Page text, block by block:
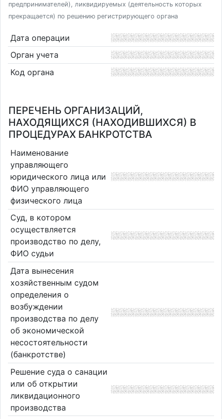
предпринимателей), ликвидируемых (деятельность которых
прекращается) по решению регистрирующего органа
Дата операции
Орган учета
Код органа
ПЕРЕЧЕНЬ ОРГАНИЗАЦИЙ,
НАХОДЯЩИХСЯ (НАХОДИВШИХСЯ) В
ПРОЦЕДУРАХ БАНКРОТСТВА
Наименование
управляющего
юридического лица или
ФИО управляющего
физического лица
Суд, в котором
осуществляется
производство по делу,
ФИО судьи
Дата вынесения
хозяйственным судом
определения о
возбуждении
производства по делу
об экономической
несостоятельности
(банкротстве)
Решение суда о санации
или об открытии
ликвидационного
производства